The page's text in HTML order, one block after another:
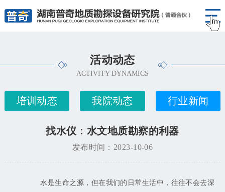
活动动态
ACTIVITY DYNAMICS
培训动态 我院动态 行业新闻
找水仪：水文地质勘察的利器
发布时间：2023-10-06
水是生命之源，但在我们的日常生活中，往往不会去深